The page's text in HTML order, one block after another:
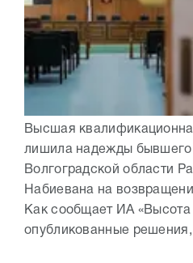
Высшая
лишила надежды бывшего
Волгоградской области
Набиевана на
Как сообщает ИА «Высота
опубликованные